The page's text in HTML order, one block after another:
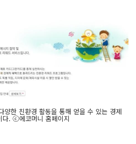
양한 친환경 활동을 통해 얻을 수 있는 경제
다. ⓒ에코머니 홈페이지